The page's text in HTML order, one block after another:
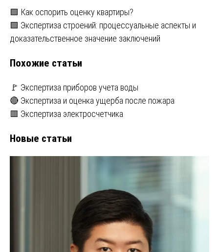
Навигация
по
🟩 Как оспорить оценку квартиры?
🟩 Экспертиза строений: процессуальные аспекты и
доказательственное значение заключений
Похожие статьи
🚩 Экспертиза приборов учета воды
🔴 Экспертиза и оценка ущерба после пожара
🟥 Экспертиза электросчетчика
Новые статьи